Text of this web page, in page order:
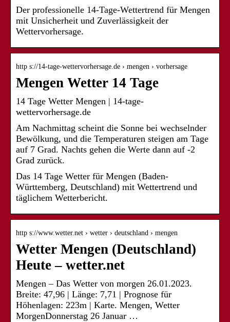
Der professionelle 14-Tage-Wettertrend für Mengen
mit Unsicherheit und Zuverlässigkeit der
Wettervorhersage.
http s://14-tage-wettervorhersage.de › mengen › vorhersage
Mengen Wetter 14 Tage
14 Tage Wetter Mengen | 14-tage-
wettervorhersage.de
Am Nachmittag scheint die Sonne bei wechselnder
Bewölkung, und die Temperaturen steigen am Tage
auf 7 Grad. Nachts gehen die Werte dann auf -2
Grad zurück.
Das 14 Tage Wetter für Mengen (Baden-
Württemberg, Deutschland) mit Wettertrend und
täglichem Wetterbericht.
http s://www.wetter.net › wetter › deutschland › mengen
Wetter Mengen (Deutschland)
Heute – wetter.net
Mengen – Das Wetter von morgen 26.01.2023.
Breite: 47,96 | Länge: 7,71 | Prognose für
Höhenlagen: 223m | Karte. Mengen, Wetter
MorgenDonnerstag 26 Januar …